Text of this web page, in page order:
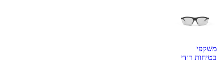
משקפי
בטיחות רודי